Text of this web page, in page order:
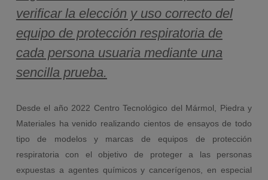
verificar la elección y uso correcto del
equipo de protección respiratoria de
cada persona usuaria mediante una
sencilla prueba.
Desde el año 2022 Centro Tecnológico del Mármol, Piedra y
Materiales ha venido realizando cientos de ensayos de todo
tipo de modelos y marcas de equipos de protección
respiratoria con el objetivo de proteger a las personas
expuestas a agentes químicos y cancerígenos, en especial